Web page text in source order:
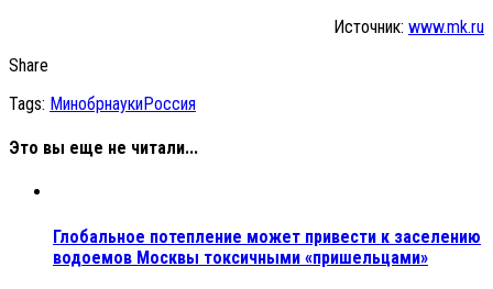
Источник: www.mk.ru
Share
Tags: МинобрнаукиРоссия
Это вы еще не читали...
Глобальное потепление может привести к заселению
водоемов Москвы токсичными «пришельцами»